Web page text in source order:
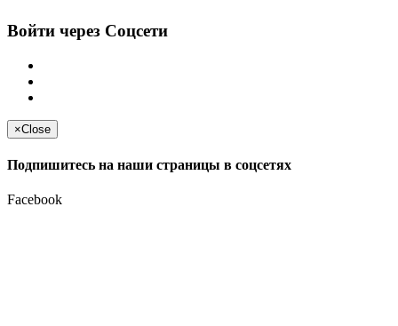
Войти через Соцсети
×Close
Подпишитесь на наши страницы в соцсетях
Facebook